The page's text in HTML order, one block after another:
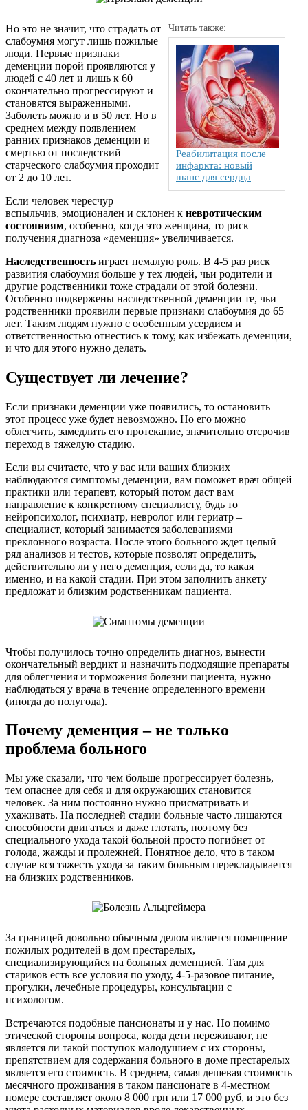
Читать также:
Реабилитация после
инфаркта: новый
шанс для сердца
Но это не значит, что страдать от
слабоумия могут лишь пожилые
люди. Первые признаки
деменции порой проявляются у
людей с 40 лет и лишь к 60
окончательно прогрессируют и
становятся выраженными.
Заболеть можно и в 50 лет. Но в
среднем между появлением
ранних признаков деменции и
смертью от последствий
старческого слабоумия проходит
от 2 до 10 лет.
Если человек чересчур
вспыльчив, эмоционален и склонен к невротическим
состояниям, особенно, когда это женщина, то риск
получения диагноза «деменция» увеличивается.
Наследственность играет немалую роль. В 4-5 раз риск
развития слабоумия больше у тех людей, чьи родители и
другие родственники тоже страдали от этой болезни.
Особенно подвержены наследственной деменции те, чьи
родственники проявили первые признаки слабоумия до 65
лет. Таким людям нужно с особенным усердием и
ответственностью отнестись к тому, как избежать деменции,
и что для этого нужно делать.
Существует ли лечение?
Если признаки деменции уже появились, то остановить
этот процесс уже будет невозможно. Но его можно
облегчить, замедлить его протекание, значительно отсрочив
переход в тяжелую стадию.
Если вы считаете, что у вас или ваших близких
наблюдаются симптомы деменции, вам поможет врач общей
практики или терапевт, который потом даст вам
направление к конкретному специалисту, будь то
нейропсихолог, психиатр, невролог или гериатр –
специалист, который занимается заболеваниями
преклонного возраста. После этого больного ждет целый
ряд анализов и тестов, которые позволят определить,
действительно ли у него деменция, если да, то какая
именно, и на какой стадии. При этом заполнить анкету
предложат и близким родственникам пациента.
Чтобы получилось точно определить диагноз, вынести
окончательный вердикт и назначить подходящие препараты
для облегчения и торможения болезни пациента, нужно
наблюдаться у врача в течение определенного времени
(иногда до полугода).
Почему деменция – не только
проблема больного
Мы уже сказали, что чем больше прогрессирует болезнь,
тем опаснее для себя и для окружающих становится
человек. За ним постоянно нужно присматривать и
ухаживать. На последней стадии больные часто лишаются
способности двигаться и даже глотать, поэтому без
специального ухода такой больной просто погибнет от
голода, жажды и пролежней. Понятное дело, что в таком
случае вся тяжесть ухода за таким больным перекладывается
на близких родственников.
За границей довольно обычным делом является помещение
пожилых родителей в дом престарелых,
специализирующийся на больных деменцией. Там для
стариков есть все условия по уходу, 4-5-разовое питание,
прогулки, лечебные процедуры, консультации с
психологом.
Встречаются подобные пансионаты и у нас. Но помимо
этической стороны вопроса, когда дети переживают, не
является ли такой поступок малодушием с их стороны,
препятствием для содержания больного в доме престарелых
является его стоимость. В среднем, самая дешевая стоимость
месячного проживания в таком пансионате в 4-местном
номере составляет около 8 000 грн или 17 000 руб, и это без